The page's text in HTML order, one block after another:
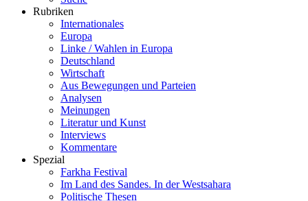
Rubriken
Internationales
Europa
Linke / Wahlen in Europa
Deutschland
Wirtschaft
Aus Bewegungen und Parteien
Analysen
Meinungen
Literatur und Kunst
Interviews
Kommentare
Spezial
Farkha Festival
Im Land des Sandes. In der Westsahara
Politische Thesen